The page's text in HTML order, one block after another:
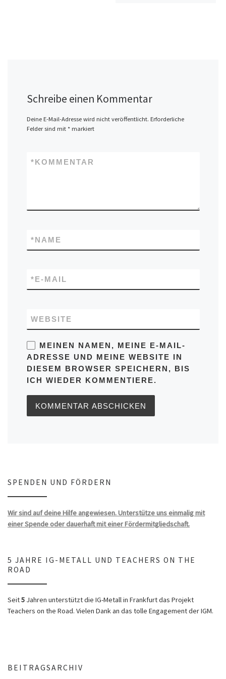
Schreibe einen Kommentar
Deine E-Mail-Adresse wird nicht veröffentlicht. Erforderliche
Felder sind mit *markiert
KOMMENTAR
*
NAME
*
E-MAIL
*
WEBSITE
MEINEN NAMEN, MEINE E-MAIL-
ADRESSE UND MEINE WEBSITE IN
DIESEM BROWSER SPEICHERN, BIS
ICH WIEDER KOMMENTIERE.
SPENDEN UND FÖRDERN
Wir sind auf deine Hilfe angewiesen. Unterstütze uns einmalig mit
einer Spende oder dauerhaft mit einer Fördermitgliedschaft.
5 JAHRE IG-METALL UND TEACHERS ON THE
ROAD
Seit5 Jahren unterstützt die IG-Metall in Frankfurt das Projekt
Teachers on the Road. Vielen Dank an das tolle Engagement der IGM.
BEITRAGSARCHIV